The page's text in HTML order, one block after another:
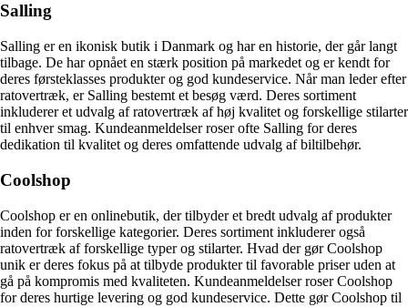
Salling
Salling er en ikonisk butik i Danmark og har en historie, der går langt
tilbage. De har opnået en stærk position på markedet og er kendt for
deres førsteklasses produkter og god kundeservice. Når man leder efter
ratovertræk, er Salling bestemt et besøg værd. Deres sortiment
inkluderer et udvalg af ratovertræk af høj kvalitet og forskellige stilarter
til enhver smag. Kundeanmeldelser roser ofte Salling for deres
dedikation til kvalitet og deres omfattende udvalg af biltilbehør.
Coolshop
Coolshop er en onlinebutik, der tilbyder et bredt udvalg af produkter
inden for forskellige kategorier. Deres sortiment inkluderer også
ratovertræk af forskellige typer og stilarter. Hvad der gør Coolshop
unik er deres fokus på at tilbyde produkter til favorable priser uden at
gå på kompromis med kvaliteten. Kundeanmeldelser roser Coolshop
for deres hurtige levering og god kundeservice. Dette gør Coolshop til